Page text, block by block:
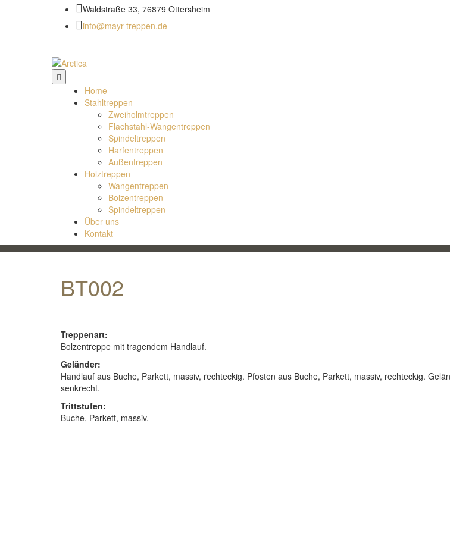
Waldstraße 33, 76879 Ottersheim
info@mayr-treppen.de
Home
Stahltreppen
Zweiholmtreppen
Flachstahl-Wangentreppen
Spindeltreppen
Harfentreppen
Außentreppen
Holztreppen
Wangentreppen
Bolzentreppen
Spindeltreppen
Über uns
Kontakt
BT002
Treppenart:
Bolzentreppe mit tragendem Handlauf.
Geländer:
Handlauf aus Buche, Parkett, massiv, rechteckig. Pfosten aus Buche, Parkett, massiv, rechteckig.
senkrecht.
Trittstufen:
Buche, Parkett, massiv.